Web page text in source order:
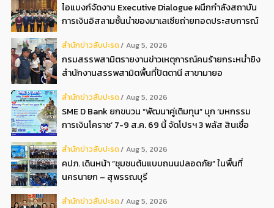
ไอแบงก์จัดงาน Executive Dialogue ผนึกกำลังสถาบัน
การเงินอิสลามชั้นนำของมาเลเซียถ่ายทอดประสบการณ์
อิสลามแห่งอนาคต
สํานักข่าวสับปะรด Aug 5, 2026
กรมสรรพสามิตรายงานข่าวเหตุการณ์คนร้ายกระหน่ำยิง
สำนักงานสรรพสามิตพื้นที่ปัตตานี สาขามายอ
สํานักข่าวสับปะรด Aug 5, 2026
SME D Bank ยกขบวน “พัฒนาคู่เติมทุน” บุก ‘มหกรรม
การเงินโคราช’ 7-9 ส.ค. 69 นี้ จัดโปรฯ 3 พลัส สินเชื่อ
สํานักข่าวสับปะรด Aug 5, 2026
คปภ. เดินหน้า “ชุมชนต้นแบบถนนปลอดภัย” ในพื้นที่
นครนายก – สุพรรณบุรี
สํานักข่าวสับปะรด Aug 5, 2026